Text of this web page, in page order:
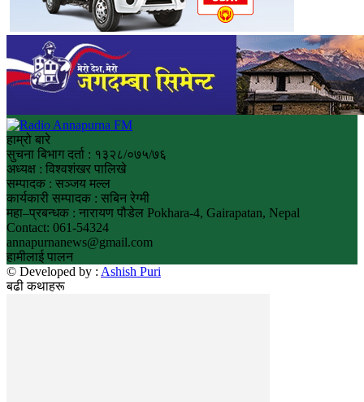
हाम्रो बारे
सुचना बिभाग दर्ता : १३२८/०७५/७६
अध्यक्ष : विश्वशंखर पालिखे
सम्पादक : सञ्जय मल्ल
कार्यकारी सम्पादक : सबिन रेग्मी
महा–प्रबन्धक : नारायण पौडेल Pokhara-4, Gairapatan, Nepal
Contact: 061-54324
annapurnanews@gmail.com
हामीलाई पालन
© Developed by : Ashish Puri
बढी कथाहरू